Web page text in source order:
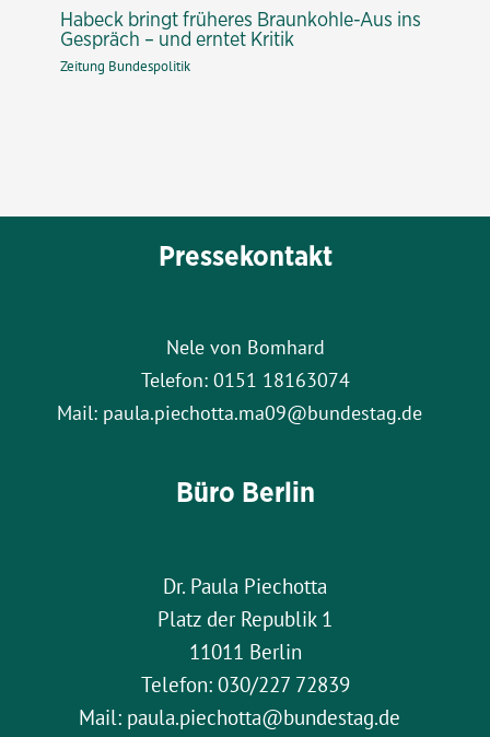
Habeck bringt früheres Braunkohle-Aus ins
Gespräch – und erntet Kritik
Zeitung Bundespolitik
Pressekontakt
Nele von Bomhard
Telefon: 0151 18163074
Mail: paula.piechotta.ma09@bundestag.de
Büro Berlin
Dr. Paula Piechotta
Platz der Republik 1
11011 Berlin
Telefon: 030/227 72839
Mail: paula.piechotta@bundestag.de